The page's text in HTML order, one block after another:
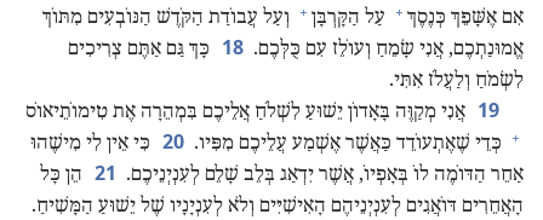
אִם אֶשָּׁפֵךְ כְּנֶסֶךְ + עַל הַקָּרְבָּן + וְעַל עֲבוֹדַת הַקֹּדֶשׁ הַנּוֹבְעִים מִתּוֹךְ
אֱמוּנַתְכֶם,‏ אֲנִי שָׂמֵחַ וְעוֹלֵז עִם כֻּלְּכֶם.‏ 18
כָּךְ גַּם אַתֶּם צְרִיכִים
לִשְׂמֹחַ וְלַעֲלֹז אִתִּי.‏
19 אֲנִי מְקַוֶּה בָּאָדוֹן יֵשׁוּעַ לִשְׁלֹחַ אֲלֵיכֶם בִּמְהֵרָה אֶת טִימוֹתֵיאוֹס
+ כְּדֵי שֶׁאֶתְעוֹדֵד כַּאֲשֶׁר אֶשְׁמַע עֲלֵיכֶם מִפִּיו.‏ 20 כִּי אֵין לִי מִישֶׁהוּ
אַחֵר הַדּוֹמֶה לוֹ בְּאָפְיוֹ,‏ אֲשֶׁר יִדְאַג בְּלֵב שָׁלֵם לְעִנְיְנֵיכֶם.‏ 21 הֵן כָּל
הָאֲחֵרִים דּוֹאֲגִים לְעִנְיְנֵיהֶם הָאִישִׁיִּים וְלֹא לְעִנְיָנָיו שֶׁל יֵשׁוּעַ הַמָּשִׁיחַ.‏